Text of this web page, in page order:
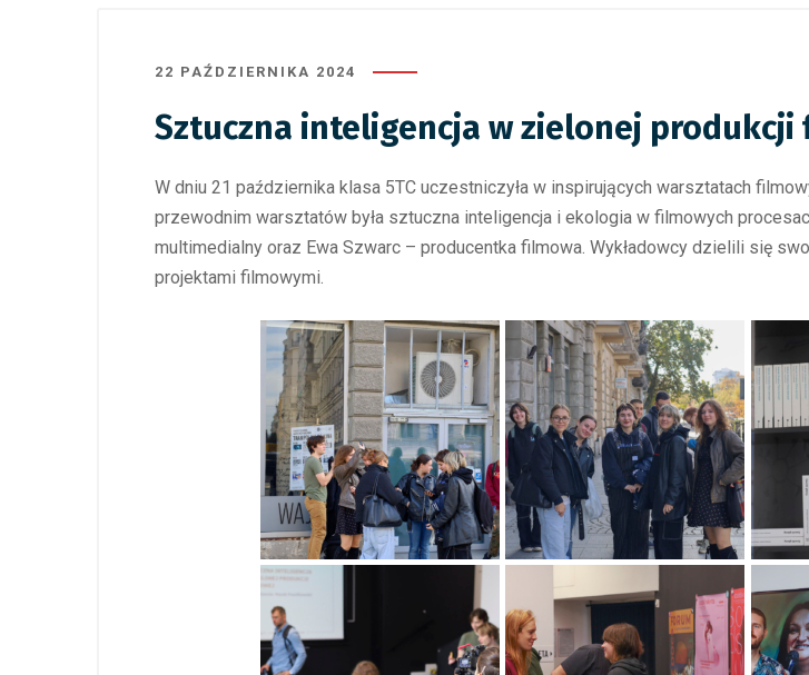
22 PAŹDZIERNIKA 2024
Sztuczna inteligencja w zielonej produkcji
W dniu 21 października klasa 5TC uczestniczyła w inspirujących warsztatach
przewodnim warsztatów była sztuczna inteligencja i ekologia w filmowych
multimedialny oraz Ewa Szwarc – producentka filmowa. Wykładowcy dzielili się
projektami filmowymi.